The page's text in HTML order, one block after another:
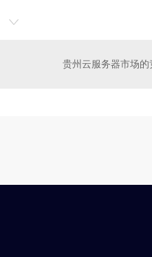
贵州云服务器市场